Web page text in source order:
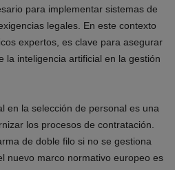
para implementar sistemas de
legales. En este contexto
expertos, es clave para asegurar
la inteligencia artificial en la gestión
en la selección de personal es una
los procesos de contratación.
de doble filo si no se gestiona
nuevo marco normativo europeo es